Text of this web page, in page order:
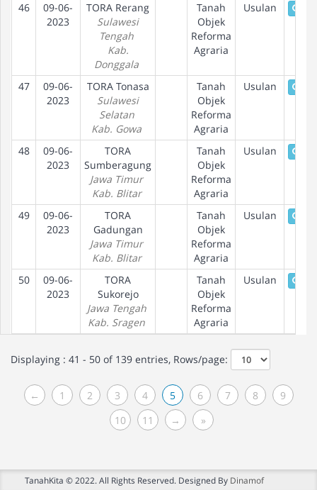
46
09-06-
2023
TORA Rerang
Sulawesi
Tengah
Kab.
Donggala
Tanah
Objek
Reforma
Agraria
Usulan
47
09-06-
2023
TORA Tonasa
Sulawesi
Selatan
Kab. Gowa
Tanah
Objek
Reforma
Agraria
Usulan
48
09-06-
2023
TORA
Sumberagung
Jawa Timur
Kab. Blitar
Tanah
Objek
Reforma
Agraria
Usulan
49
09-06-
2023
TORA
Gadungan
Jawa Timur
Kab. Blitar
Tanah
Objek
Reforma
Agraria
Usulan
50
09-06-
2023
TORA
Sukorejo
Jawa Tengah
Kab. Sragen
Tanah
Objek
Reforma
Agraria
Usulan
Displaying : 41 - 50 of 139 entries, Rows/page:
← 1 2 3 4 5 6 7 8
9
10
11 → »
TanahKita © 2022. All Rights Reserved. Designed By Dinamof